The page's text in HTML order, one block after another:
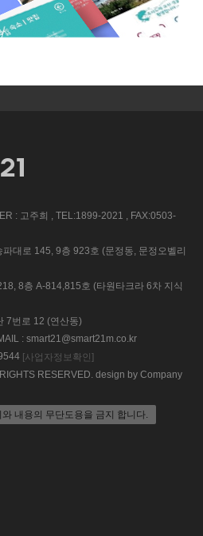
: 고주희 , TEL:1899-2021 , FAX:0503-
대로 145, 9층 923호 (문정동, 문정오벨리
8층 A-814,815호 (타원타크라 6차 지식
7번로 12 (연산동)
: smart21@smart21m.co.kr
[사업자정보확인]
RESERVED. design by Company
내용의 무단도용을 금지 합니다.